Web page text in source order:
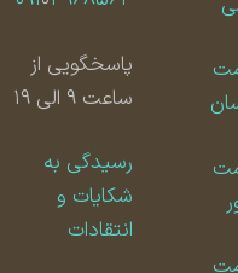
پاسخگویی از
ساعت ۹ الی ۱۹
رسیدگی به
شکایات و
انتقادات